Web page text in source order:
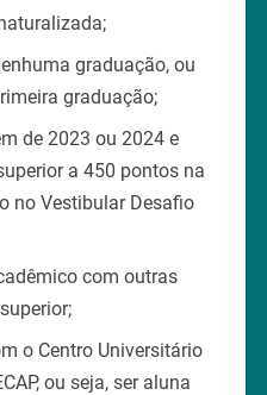
graduação, ou
graduação;
de 2023 ou 2024 e
a 450 pontos na
no Vestibular Desafio
com outras
o Centro Universitário
ou seja, ser aluna